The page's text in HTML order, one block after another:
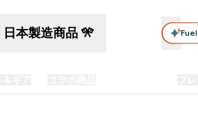
日本製造商品 🎌